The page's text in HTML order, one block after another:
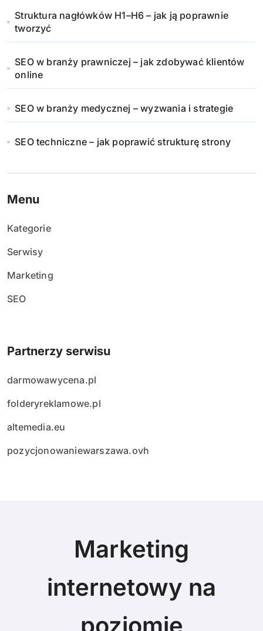
Struktura nagłówków H1–H6 – jak ją poprawnie
tworzyć
SEO w branży prawniczej – jak zdobywać klientów
online
SEO w branży medycznej – wyzwania i strategie
SEO techniczne – jak poprawić strukturę strony
Menu
Kategorie
Serwisy
Marketing
SEO
Partnerzy serwisu
darmowawycena.pl
folderyreklamowe.pl
altemedia.eu
pozycjonowaniewarszawa.ovh
Marketing
internetowy na